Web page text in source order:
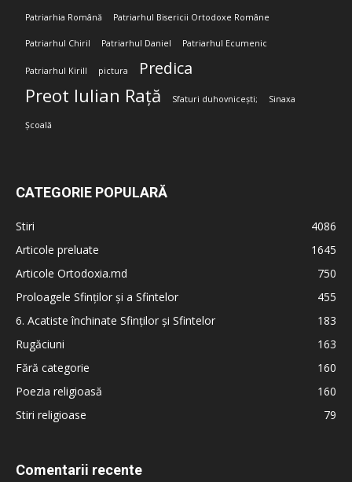
Patriarhia Română Patriarhul Bisericii Ortodoxe Române
Patriarhul Chiril Patriarhul Daniel Patriarhul Ecumenic
Patriarhul Kirill pictura Predica
Preot Iulian Rață Sfaturi duhovnicești; Sinaxa
Școală
CATEGORIE POPULARĂ
Stiri
4086
Articole preluate
1645
Articole Ortodoxia.md
750
Proloagele Sfinților și a Sfintelor
455
6. Acatiste închinate Sfinților și Sfintelor
183
Rugăciuni
163
Fără categorie
160
Poezia religioasă
160
Stiri religioase
79
Comentarii recente